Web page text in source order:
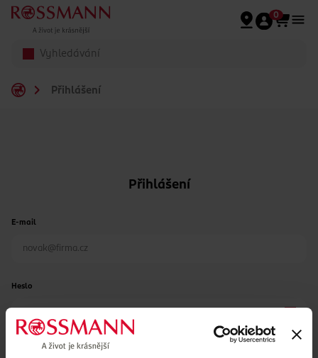
Přeskočit na hlavmní obsah
0
Přihlášení
Přihlášení
E-mail
Heslo
Zapomenuté heslo